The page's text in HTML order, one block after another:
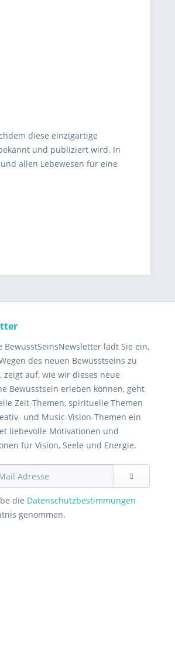
diese einzigartige
und publiziert wird. In
allen Lebewesen für eine
BewusstSeinsNewsletter lädt Sie ein,
des neuen Bewusstseins zu
zeigt auf, wie wir dieses neue
Bewusstsein erleben können, geht
Zeit-Themen, spirituelle Themen
und Music-Vision-Themen ein
liebevolle Motivationen und
für Vision, Seele und Energie.
die Datenschutzbestimmungen
genommen.